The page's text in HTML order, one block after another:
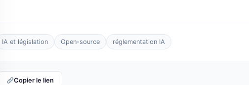
IA et législation Open-source réglementation IA
Copier le lien